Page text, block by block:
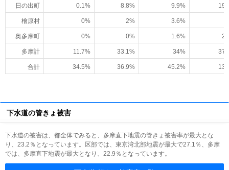
日の出町 0.1% 8.8% 9.9%
檜原村 0% 2% 3.6%
奥多摩町 0% 0% 1.6%
多摩計 11.7% 33.1% 34%
合計 34.5% 36.9% 45.2%
下水道の管きょ被害
下水道の被害は、都全体でみると、多摩直下地震の管きょ被害率が最大とな
り、23.2％となっています。区部では、東京湾北部地震が最大で27.1％、多摩
では、多摩直下地震が最大となり、22.9％となっています。